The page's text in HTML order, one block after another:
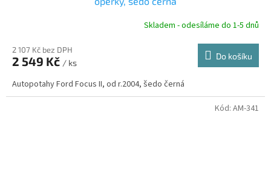
R
Skladem - odesíláme do 1-5 dnů
2 107 Kč bez DPH
2 549 Kč / ks
Do košíku
Autopotahy Ford Focus II, od r.2004, šedo černá
Kód: AM-341